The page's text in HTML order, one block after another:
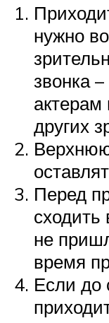
нужно
звонка
других
Перед
сходить
не
время
Если до